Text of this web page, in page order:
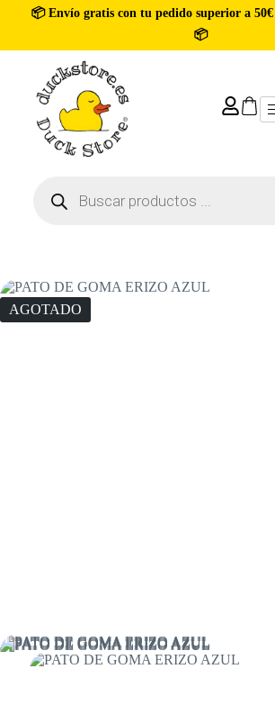
📦 Envío gratis con tu pedido superior a 50€
📦
AGOTADO